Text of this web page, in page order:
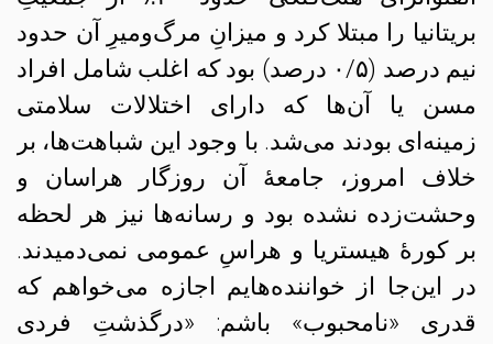
بریتانیا را مبتلا کرد و میزانِ مرگ‌و‌میرِ آن حدود
نیم درصد (۰/۵ درصد) بود که اغلب شامل افراد
مسن یا آن‌ها که دارای اختلالات سلامتی
زمینه‌ای بودند می‌شد. با وجود این شباهت‌ها، بر
خلاف امروز، جامعهٔ آن روزگار هراسان و
وحشت‌زده نشده بود و رسانه‌ها نیز هر لحظه
بر کورهٔ هیستریا و هراسِ عمومی نمی‌دمیدند.
در این‌جا از خواننده‌هایم اجازه می‌خواهم که
قدری «نامحبوب» باشم: «درگذشتِ فردی